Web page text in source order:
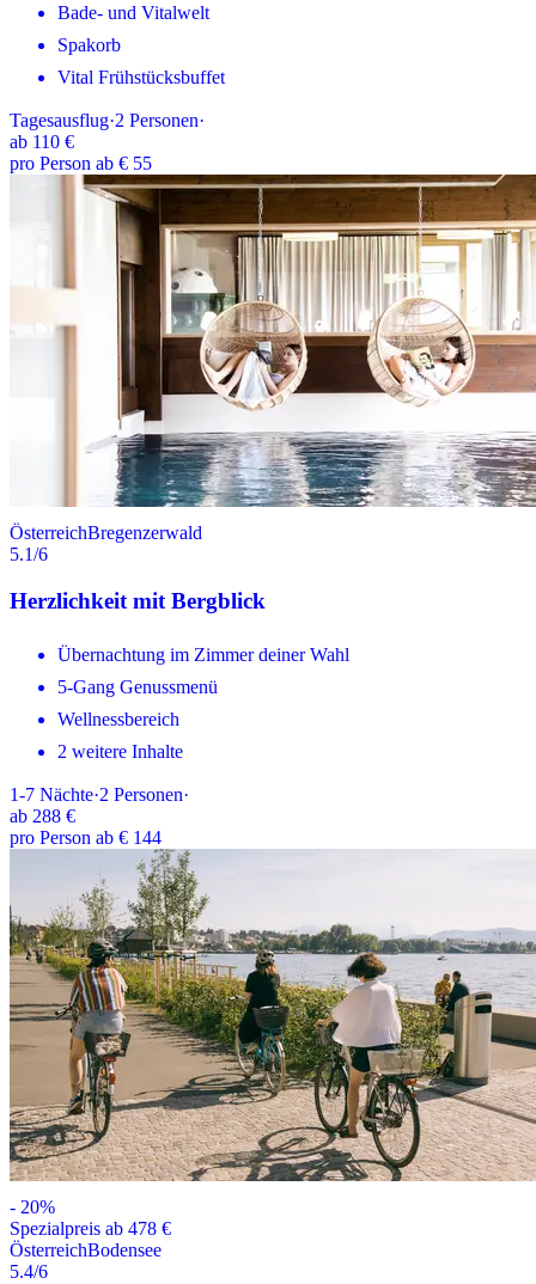
Bade- und Vitalwelt
Spakorb
Vital Frühstücksbuffet
Tagesausflug·2 Personen·
ab 110 €
pro Person ab € 55
ÖsterreichBregenzerwald
5.1/6
Herzlichkeit mit Bergblick
Übernachtung im Zimmer deiner Wahl
5-Gang Genussmenü
Wellnessbereich
2 weitere Inhalte
1-7 Nächte·2 Personen·
ab 288 €
pro Person ab € 144
- 20%
Spezialpreis ab 478 €
ÖsterreichBodensee
5.4/6